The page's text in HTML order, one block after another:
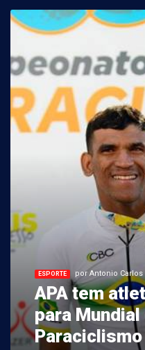
ESPORTE por Antonio Carlos
APA tem
para Mundial
Paraciclismo